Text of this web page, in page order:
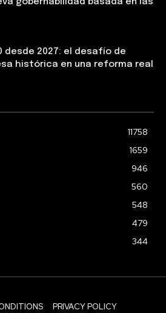
desde 2027: el desafío de
histórica en una reforma real
11758
1659
946
560
548
479
344
PRIVACY POLICY